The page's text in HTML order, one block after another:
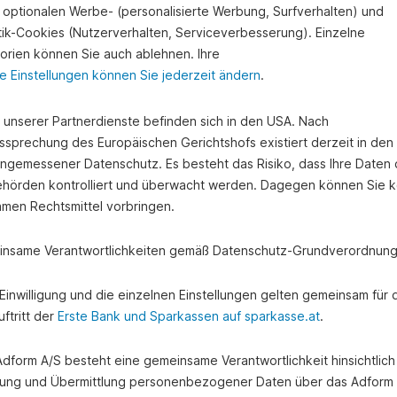
Thomas Schultes von der Sparkasse Imst, Thomas Schatz von der
Leiter, Finanzreferent des Tiroler Landes Eis- und Stocksportverbands
die kommende Jugend-Europameisterschaft in den BÖE-
U16. In der Einzelwertung belegte sie bei ihrem ersten
ist der Sparkasse Imst seit ihrer
wir auch die Nachwuchstalente des
zu den jüngsten Erfolgen.“
Thomas Schultes, Leiter Geschäftsstelle Imst
Werbe- (personalisierte Werbung, Surfverhalten) und
Cookies (Nutzerverhalten, Serviceverbesserung). Einzelne
können Sie auch ablehnen. Ihre
Einstellungen können Sie jederzeit ändern.
unserer Partnerdienste befinden sich in den USA. Nach
des Europäischen Gerichtshofs existiert derzeit in den
Datenschutz. Es besteht das Risiko, dass Ihre Daten
kontrolliert und überwacht werden. Dagegen können Sie
Rechtsmittel vorbringen.
Verantwortlichkeiten gemäß Datenschutz-
und die einzelnen Einstellungen gelten gemeinsam für
der Erste Bank und Sparkassen auf sparkasse.at.
A/S besteht eine gemeinsame Verantwortlichkeit hinsichtlich
und Übermittlung personenbezogener Daten über das Adform